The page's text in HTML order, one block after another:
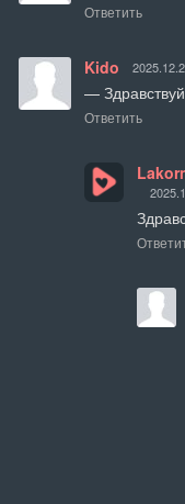
Ответить
Kido
—
Ответить